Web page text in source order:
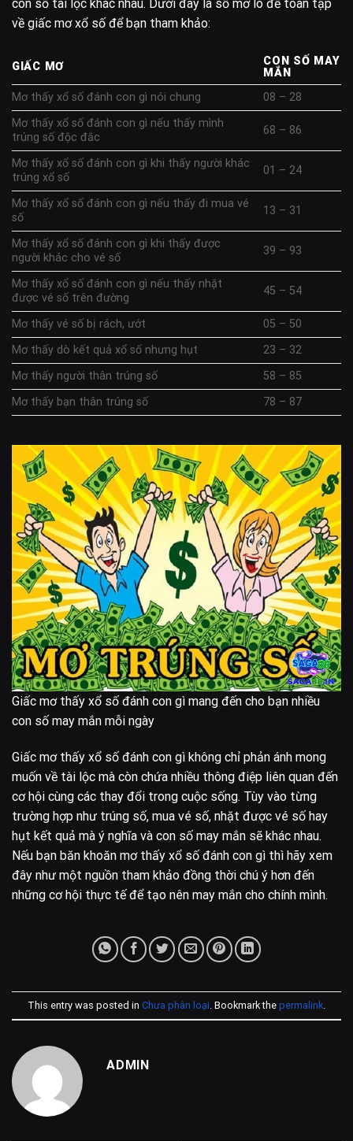
con số tài lộc khác nhau. Dưới đây là sổ mơ lô đề toàn tập
về giấc mơ xổ số để bạn tham khảo:
GIẤC MƠ
CON SỐ MAY
MẮN
Mơ thấy xổ số đánh con gì nói chung
08 – 28
Mơ thấy xổ số đánh con gì nếu thấy mình
trúng số độc đắc
68 – 86
Mơ thấy xổ số đánh con gì khi thấy người khác
trúng xổ số
01 – 24
Mơ thấy xổ số đánh con gì nếu thấy đi mua vé
số
13 – 31
Mơ thấy xổ số đánh con gì khi thấy được
người khác cho vé số
39 – 93
Mơ thấy xổ số đánh con gì nếu thấy nhặt
được vé số trên đường
45 – 54
Mơ thấy vé số bị rách, ướt
05 – 50
Mơ thấy dò kết quả xổ số nhưng hụt
23 – 32
Mơ thấy người thân trúng số
58 – 85
Mơ thấy bạn thân trúng số
78 – 87
Giấc mơ thấy xổ số đánh con gì mang đến cho bạn nhiều
con số may mắn mỗi ngày
Giấc mơ thấy xổ số đánh con gì không chỉ phản ánh mong
muốn về tài lộc mà còn chứa nhiều thông điệp liên quan đến
cơ hội cùng các thay đổi trong cuộc sống. Tùy vào từng
trường hợp như trúng số, mua vé số, nhặt được vé số hay
hụt kết quả mà ý nghĩa và con số may mắn sẽ khác nhau.
Nếu bạn băn khoăn mơ thấy xổ số đánh con gì thì hãy xem
đây như một nguồn tham khảo đồng thời chú ý hơn đến
những cơ hội thực tế để tạo nên may mắn cho chính mình.
This entry was posted in Chưa phân loại . Bookmark the permalink
ADMIN